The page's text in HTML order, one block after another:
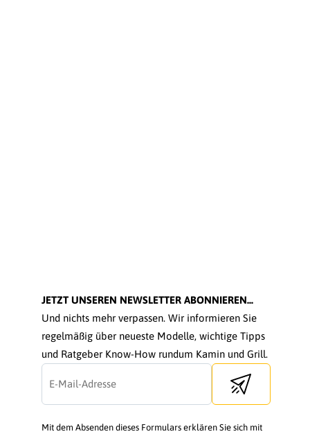
JETZT UNSEREN NEWSLETTER ABONNIEREN...
Und nichts mehr verpassen. Wir informieren Sie
regelmäßig über neueste Modelle, wichtige Tipps
und Ratgeber Know-How rundum Kamin und Grill.
Send newsletter
Mit dem Absenden dieses Formulars erklären Sie sich mit